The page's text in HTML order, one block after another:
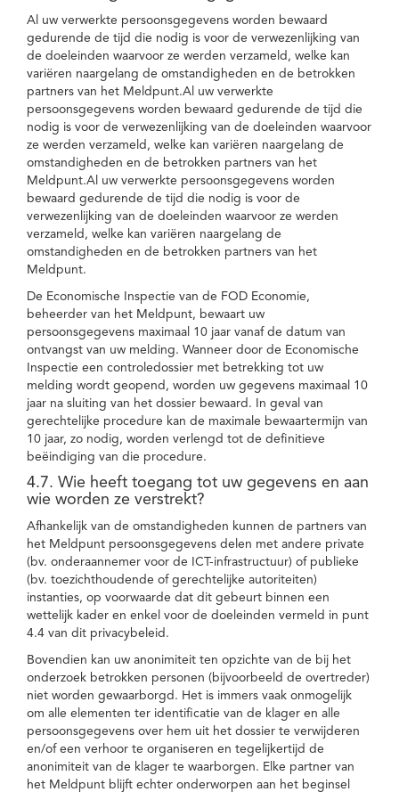
Al uw verwerkte persoonsgegevens worden bewaard
gedurende de tijd die nodig is voor de verwezenlijking van
de doeleinden waarvoor ze werden verzameld, welke kan
variëren naargelang de omstandigheden en de betrokken
partners van het Meldpunt.Al uw verwerkte
persoonsgegevens worden bewaard gedurende de tijd die
nodig is voor de verwezenlijking van de doeleinden waarvoor
ze werden verzameld, welke kan variëren naargelang de
omstandigheden en de betrokken partners van het
Meldpunt.Al uw verwerkte persoonsgegevens worden
bewaard gedurende de tijd die nodig is voor de
verwezenlijking van de doeleinden waarvoor ze werden
verzameld, welke kan variëren naargelang de
omstandigheden en de betrokken partners van het
Meldpunt.
De Economische Inspectie van de FOD Economie,
beheerder van het Meldpunt, bewaart uw
persoonsgegevens maximaal 10 jaar vanaf de datum van
ontvangst van uw melding. Wanneer door de Economische
Inspectie een controledossier met betrekking tot uw
melding wordt geopend, worden uw gegevens maximaal 10
jaar na sluiting van het dossier bewaard. In geval van
gerechtelijke procedure kan de maximale bewaartermijn van
10 jaar, zo nodig, worden verlengd tot de definitieve
beëindiging van die procedure.
4.7. Wie heeft toegang tot uw gegevens en aan
wie worden ze verstrekt?
Afhankelijk van de omstandigheden kunnen de partners van
het Meldpunt persoonsgegevens delen met andere private
(bv. onderaannemer voor de ICT-infrastructuur) of publieke
(bv. toezichthoudende of gerechtelijke autoriteiten)
instanties, op voorwaarde dat dit gebeurt binnen een
wettelijk kader en enkel voor de doeleinden vermeld in punt
4.4 van dit privacybeleid.
Bovendien kan uw anonimiteit ten opzichte van de bij het
onderzoek betrokken personen (bijvoorbeeld de overtreder)
niet worden gewaarborgd. Het is immers vaak onmogelijk
om alle elementen ter identificatie van de klager en alle
persoonsgegevens over hem uit het dossier te verwijderen
en/of een verhoor te organiseren en tegelijkertijd de
anonimiteit van de klager te waarborgen. Elke partner van
het Meldpunt blijft echter onderworpen aan het beginsel